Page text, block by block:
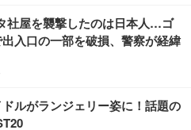
社屋を襲撃したのは日本人…ゴ
出入口の一部を破損、警察が経緯
ルがランジェリー姿に！話題の